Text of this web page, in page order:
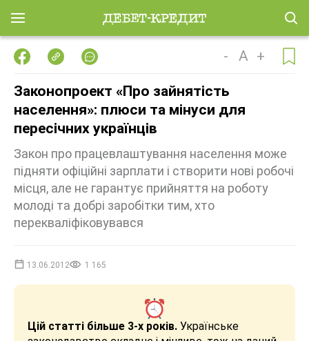
- A +
Законопроект «Про зайнятість
населення»: плюси та мінуси для
пересічних українців
Закон про працевлаштування населення може
підняти офіційні зарплати і створити нові робочі
місця, але не гарантує прийняття на роботу
молоді та добрі заробітки тим, хто
перекваліфіковувався
13.06.2012 1 165
Цій статті більше 3-х років. Українське